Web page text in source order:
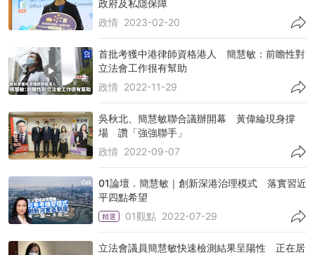
政府及私隱保障
政情 2023-02-20
首批考獲中港律師資格港人 簡慧敏：前瞻性對
立法會工作很有幫助
政情 2022-11-29
吳秋北、簡慧敏聯合議辦開幕 黃偉綸現身撐
場 讚「強強聯手」
政情 2022-09-07
01論壇．簡慧敏｜創新深港治理模式 落實習近
平四點希望
精選 01觀點 2022-07-29
立法會議員簡慧敏快速檢測結果呈陽性 正在居